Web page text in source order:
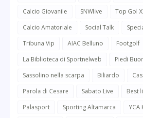
Calcio Giovanile
SNWlive
Top Gol
Calcio Amatoriale
Social Talk
Tribuna Vip
AIAC Belluno
Footgolf
La Biblioteca di Sportnelweb
Piedi
Sassolino nella scarpa
Biliardo
Parola di Cesare
Sabato Live
Best
Palasport
Sporting Altamarca
YCA